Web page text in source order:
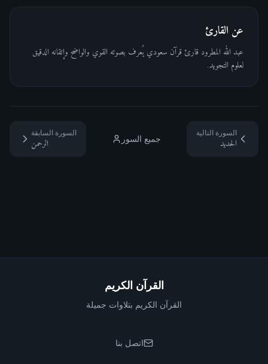
عن القارئ
عبد الله المطرود قارئ قرآن سعودي يُعرف بصوته القوي والواضح وإتقانه الدقيق
لعلوم التجويد.
السورة السابقة
الرحمن
جميع السور
السورة التالية
الحديد
القرآن الكريم
القرآن الكريم بتلاوات جميلة
اتصل بنا